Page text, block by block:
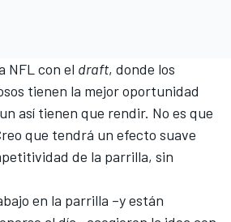
NFL con el draft, donde los
tienen la mejor oportunidad
así tienen que rendir. No es que
que tendrá un efecto suave
de la parrilla, sin
en la parrilla –y están